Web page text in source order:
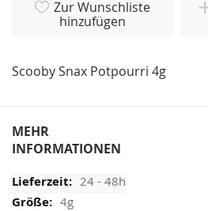
Zur Wunschliste
hinzufügen
Scooby Snax Potpourri 4g
MEHR
INFORMATIONEN
24 - 48h
4g